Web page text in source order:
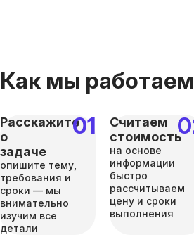
Как мы работаем
Расскажите
о
задаче
опишите тему,
требования и
сроки — мы
внимательно
изучим все
детали
Считаем
стоимость
на основе
информации
быстро
рассчитываем
цену и сроки
выполнения